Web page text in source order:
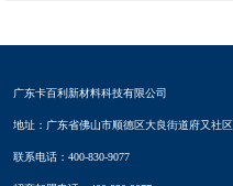
广东卡百利新材料科技有限公司
地址：广东省佛山市顺德区大良街道府又社
联系电话：400-830-9077